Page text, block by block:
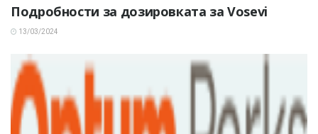
Подробности за дозировката за Vosevi
13/03/2024